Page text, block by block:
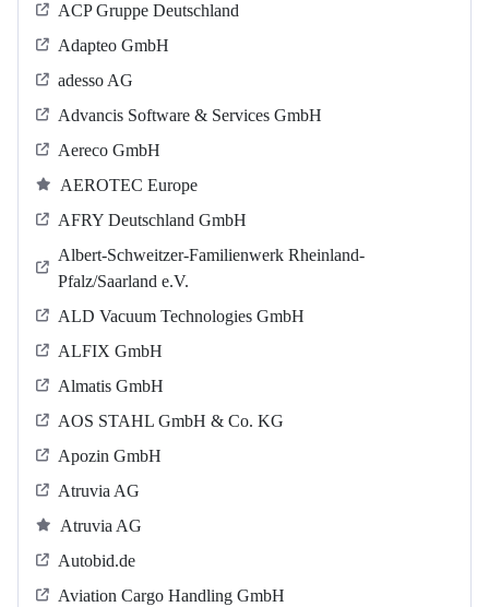
ACP Gruppe Deutschland
Adapteo GmbH
adesso AG
Advancis Software & Services GmbH
Aereco GmbH
AEROTEC Europe
AFRY Deutschland GmbH
Albert-Schweitzer-Familienwerk Rheinland-
Pfalz/Saarland e.V.
ALD Vacuum Technologies GmbH
ALFIX GmbH
Almatis GmbH
AOS STAHL GmbH & Co. KG
Apozin GmbH
Atruvia AG
Atruvia AG
Autobid.de
Aviation Cargo Handling GmbH